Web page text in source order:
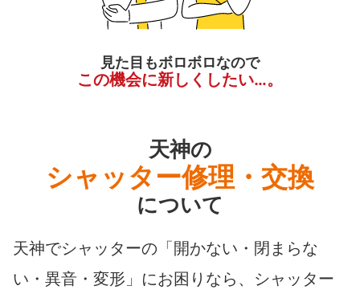
見た目もボロボロなので
この機会に新しくしたい…。
天神の
シャッター修理・交換
について
天神でシャッターの「開かない・閉まらな
い・異音・変形」にお困りなら、シャッター